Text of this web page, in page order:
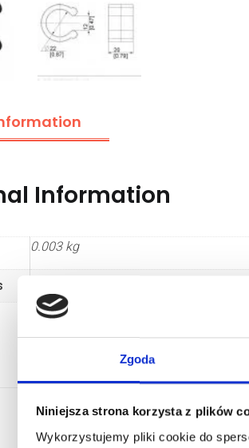
Zgoda
Niniejsza strona korzysta z plików
Wykorzystujemy pliki cookie do
Information
0.003 kg